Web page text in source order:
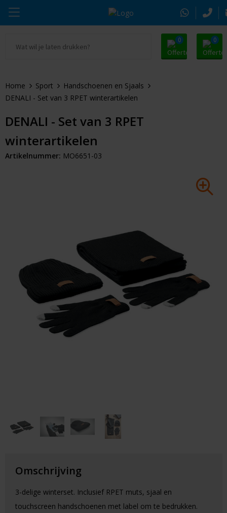
0 0
Drinkwaren
Tassen & Reizen
Huis & Lifestyle
Outdoor & Vrije Tijd
Auto & Veiligheid
Gezondheid & Verzorging
Alle promosnoepje
Zomer
Kerst
Thule
Alle merken
Home Sport
Handschoenen en Sjaals
DENALI - Set van 3 RPET winterartikelen
DENALI - Set van 3 RPET
winterartikelen
Artikelnummer: MO6651-03
Omschrijving
3-delige winterset. Inclusief RPET muts, sjaal en
touchscreen handschoenen met label om te bedrukken.